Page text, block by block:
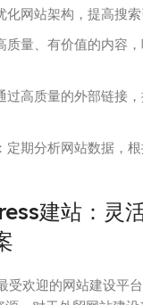
化网站架构，提高搜
质量、有价值的内容
过高质量的外部链接
：定期分析网站数据，
建站：灵
受欢迎的网站建设平